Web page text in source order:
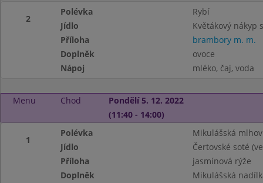
2
Polévka
Rybí
Jídlo
Květákový nákyp
Příloha
brambory m. m.
Doplněk
ovoce
Nápoj
mléko, čaj, voda
Menu Chod
Pondělí 5. 12. 2022
(11:40 - 14:00)
1
Polévka
Mikulášská
Jídlo
Čertovské soté
Příloha
jasmínová rýže
Doplněk
Mikulášská